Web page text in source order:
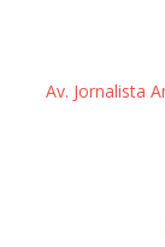
Av. Jornalista